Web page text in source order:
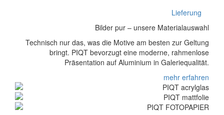
Lieferung
Bilder pur – unsere Materialauswahl
Technisch nur das, was die Motive am besten zur Geltung
bringt. PIQT bevorzugt eine moderne, rahmenlose
Präsentation auf Aluminium in Galeriequalität.
mehr erfahren